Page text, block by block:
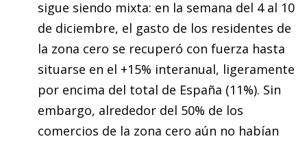
sigue siendo mixta: en la semana del 4 al 10
de diciembre, el gasto de los residentes de
la zona cero se recuperó con fuerza hasta
situarse en el +15% interanual, ligeramente
por encima del total de España (11%). Sin
embargo, alrededor del 50% de los
comercios de la zona cero aún no habían